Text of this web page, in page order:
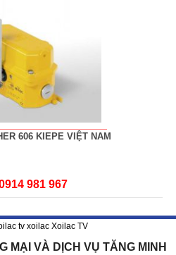
606 KIEPE VIỆT NAM
981 967
tv xoilac Xoilac TV